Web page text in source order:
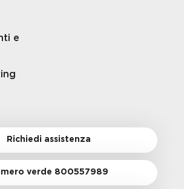
e
Richiedi assistenza
verde 800557989